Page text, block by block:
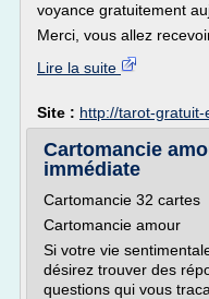
voyance gratuitement
Merci, vous allez
Lire la suite
Site : http://tarot-gratuit-
Cartomancie
immédiate
Cartomancie 32 cartes
Cartomancie amour
Si votre vie
désirez trouver des
questions qui vous